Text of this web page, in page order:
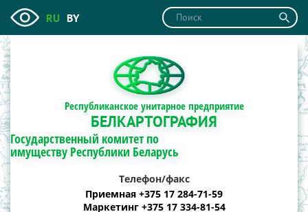
RU BY
Республиканское унитарное предприятие
БЕЛКАРТОГРАФИЯ
Государственный комитет по
имуществу Республики Беларусь
Телефон/факс
Приемная +375 17 284-71-59
Маркетинг +375 17 334-81-54